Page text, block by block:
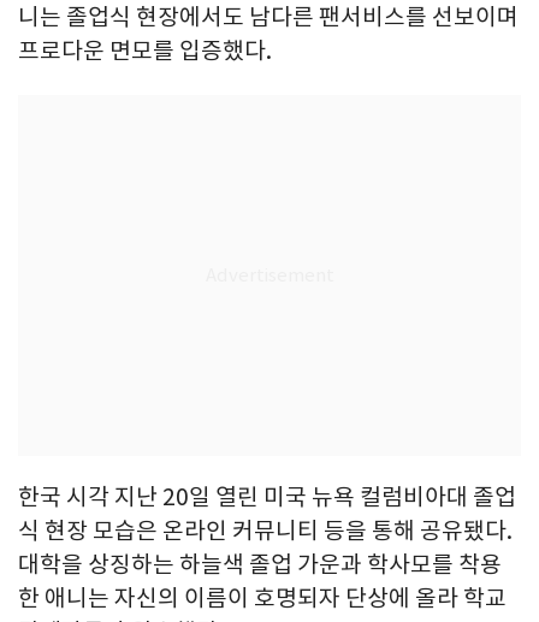
니는 졸업식 현장에서도 남다른 팬서비스를 선보이며
프로다운 면모를 입증했다.
한국 시각 지난 20일 열린 미국 뉴욕 컬럼비아대 졸업
식 현장 모습은 온라인 커뮤니티 등을 통해 공유됐다.
대학을 상징하는 하늘색 졸업 가운과 학사모를 착용
한 애니는 자신의 이름이 호명되자 단상에 올라 학교